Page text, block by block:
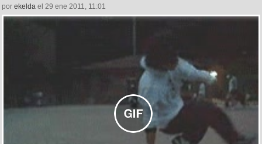
por ekelda el 29 ene 2011, 11:01